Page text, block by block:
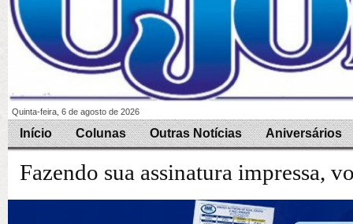
Quinta-feira, 6 de agosto de 2026
Início Colunas Outras Notícias Aniversários
Fazendo sua assinatura impressa,